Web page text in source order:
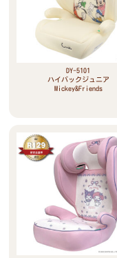
DY-5101
ハイバックジュニア
Mickey&Friends